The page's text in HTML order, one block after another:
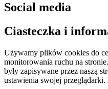
Social media
Ciasteczka i
Używamy plików cookies do
monitorowania ruchu na
były zapisywane przez naszą
ustawienia swojej przeglądarki.